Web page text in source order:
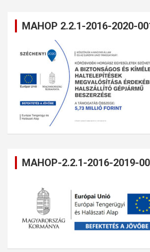
MAHOP 2.2.1-2016-2020-
MAHOP-2.2.1-2016-2019-